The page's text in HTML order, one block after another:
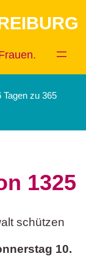
Tagen zu 365
1325
schützen
10.